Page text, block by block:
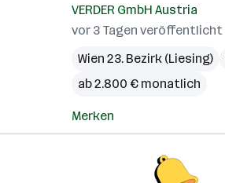
VERDER GmbH Austria
vor 3 Tagen veröffentlicht
Wien 23. Bezirk (Liesing)
ab 2.800 € monatlich
Merken